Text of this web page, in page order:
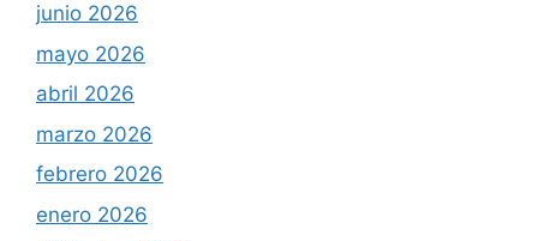
junio 2026
mayo 2026
abril 2026
marzo 2026
febrero 2026
enero 2026